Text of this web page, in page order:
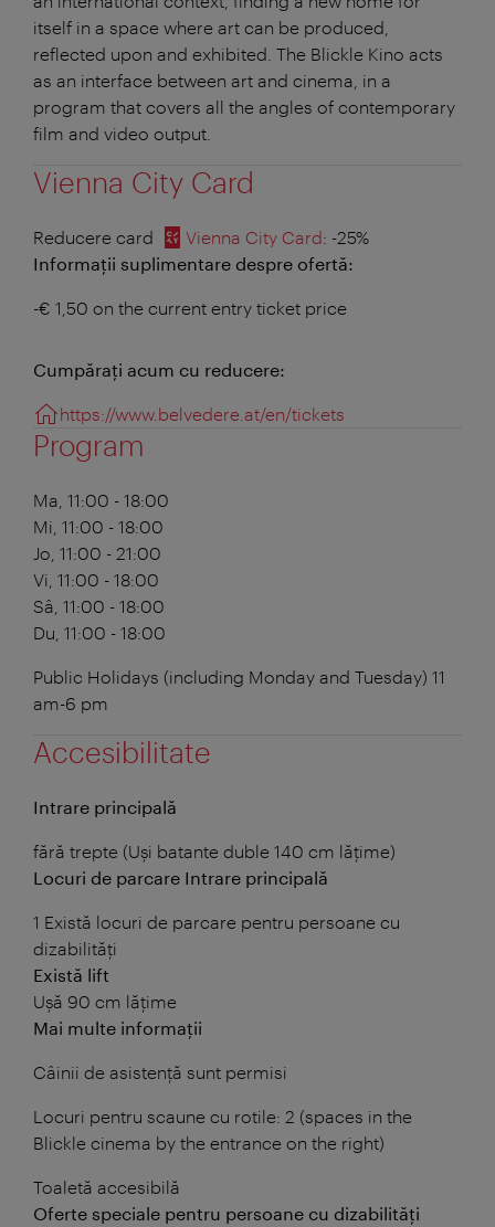
itself in a space where art can be produced,
reflected upon and exhibited. The Blickle Kino acts
as an interface between art and cinema, in a
program that covers all the angles of contemporary
film and video output.
Vienna City Card
Reducere card Vienna City Card: -25%
Informații suplimentare despre ofertă:
-€ 1,50 on the current entry ticket price
Cumpăraţi acum cu reducere:
https://www.belvedere.at/en/tickets
Program
Ma, 11:00 - 18:00
Mi, 11:00 - 18:00
Jo, 11:00 - 21:00
Vi, 11:00 - 18:00
Sâ, 11:00 - 18:00
Du, 11:00 - 18:00
Public Holidays (including Monday and Tuesday) 11
am-6 pm
Accesibilitate
Intrare principală
fără trepte (Uși batante duble 140 cm lățime)
Locuri de parcare Intrare principală
1 Există locuri de parcare pentru persoane cu
dizabilități
Există lift
Ușă 90 cm lățime
Mai multe informații
Câinii de asistență sunt permisi
Locuri pentru scaune cu rotile: 2 (spaces in the
Blickle cinema by the entrance on the right)
Toaletă accesibilă
Oferte speciale pentru persoane cu dizabilități